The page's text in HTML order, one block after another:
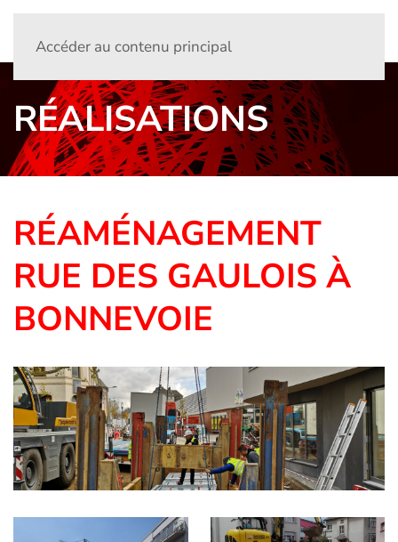
Accéder au contenu principal
RÉALISATIONS
RÉAMÉNAGEMENT
RUE DES GAULOIS À
BONNEVOIE